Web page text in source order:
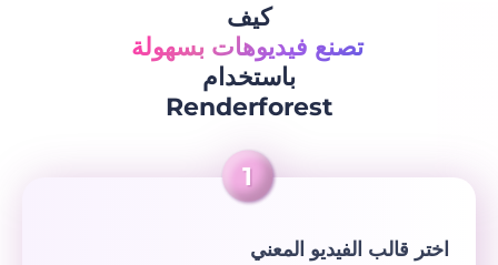
كيف
تصنع فيديوهات بسهولة
باستخدام
Renderforest
اختر قالب الفيديو المعني